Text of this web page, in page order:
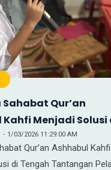
Qur’an
Menjadi Solusi
Pelajar
1/03/2026 11:29:00 AM
Qur’an Ashhabul Kahfi
di Tengah Tantangan